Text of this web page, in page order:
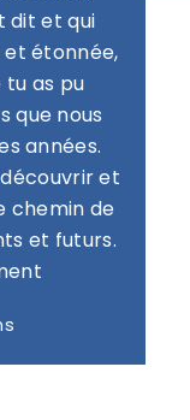
dit et qui
étonnée,
tu as pu
que nous
années.
et
chemin de
et futurs.